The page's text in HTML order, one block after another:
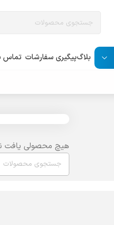
بلاگپیگیری سفارشات تماس
هیچ محصولی یافت